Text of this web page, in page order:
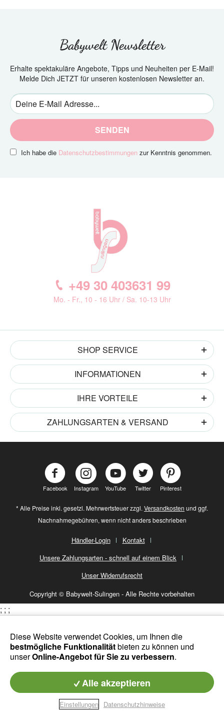
Babywelt Newsletter
Erhalte spektakuläre Angebote, Tipps und Neuheiten per E-Mail!
Melde Dich JETZT für unseren kostenlosen Newsletter an.
SENDEN
Ich habe die Datenschutzbestimmungen zur Kenntnis genommen.
+49 30 403631 99
Mo. - Fr., 10 - 16 Uhr / Sa. 10-13 Uhr
SHOP SERVICE
INFORMATIONEN
IHRE VORTEILE
ZAHLUNGSARTEN & VERSAND
Facebook Instagram YouTube Twitter Pinterest
* Alle Preise inkl. gesetzl. Mehrwertsteuer zzgl. Versandkosten und ggf.
Nachnahmegebühren, wenn nicht anders beschrieben
Händler-Login
Kontakt
Unsere Zahlungsarten - schnell auf einem Blick
Unser Widerrufsrecht
Copyright © Babywelt-Sulingen - Alle Rechte vorbehalten
Diese Website verwendet Cookies, um Ihnen die
bestmögliche Funktionalitätbieten zu können und
unserOnline-Angebot für Sie zu verbessern.
Alle akzeptieren
Einstellungen Datenschutzhinweise
; ; ;